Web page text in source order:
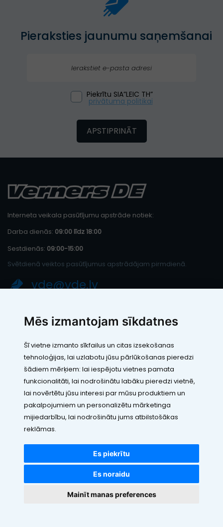
Mēs izmantojam sīkdatnes
Šī vietne izmanto sīkfailus un citas izsekošanas
tehnoloģijas, lai uzlabotu jūsu pārlūkošanas pieredzi
šādiem mērķiem: lai iespējotu vietnes pamata
funkcionalitāti, lai nodrošinātu labāku pieredzi vietnē,
lai novērtētu jūsu interesi par mūsu produktiem un
pakalpojumiem un personalizētu mārketinga
mijiedarbību, lai nodrošinātu jums atbilstošākas
reklāmas.
Es piekrītu
Es noraidu
Mainīt manas preferences
Pieraksties jaunumu saņemšanai
Piekrītu SIA”LEIC TH”
privātuma politikai
APSTIPRINĀT
Interneta veikala pasūtījumu apstrāde notiek:
Darba dienās: 09:00 līdz 18:00
Sestdienās: 09:00-15:00
Svētdienā veiktos pasūtījumus apstrādājam pirmdienā.
vde@vde.lv
SIA "LEIC TH"
Reģ. Nr.: 40103394280
Juridiskā adrese: Rāmuļu iela 33, Rīga, LV-1005
Banka: Paysera LT, UAB
SWIFT: EVIULT21
Konts: LT123500010005426773
Kontakti
Visas cenas norādītas EUR ar PVN 21%
©2010 - 2026 VDE.LV
Visas tiesības rezervētas